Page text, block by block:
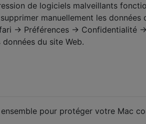
de logiciels malveillants
manuellement les données
-> Préférences -> Confidentialité -
du site Web.
pour protéger votre Mac